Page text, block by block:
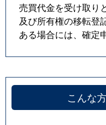
売買代金を受け取り
及び所有権の移転登
ある場合には、確定
こんな